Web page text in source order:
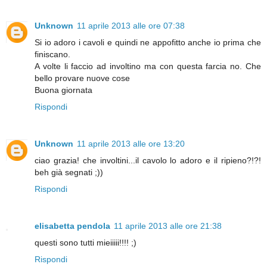
Unknown 11 aprile 2013 alle ore 07:38
Si io adoro i cavoli e quindi ne appofitto anche io prima che
finiscano.
A volte li faccio ad involtino ma con questa farcia no. Che
bello provare nuove cose
Buona giornata
Rispondi
Unknown 11 aprile 2013 alle ore 13:20
ciao grazia! che involtini...il cavolo lo adoro e il ripieno?!?!
beh già segnati ;))
Rispondi
elisabetta pendola 11 aprile 2013 alle ore 21:38
questi sono tutti mieiiiii!!!! ;)
Rispondi